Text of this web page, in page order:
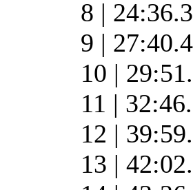
8 |
9 |
10 |
11 |
12 |
13 |